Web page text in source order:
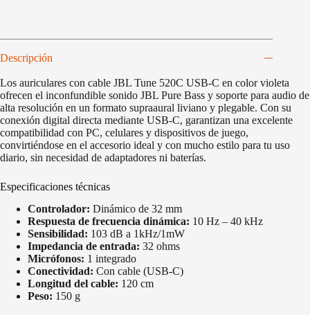
Descripción
Los auriculares con cable JBL Tune 520C USB-C en color violeta
ofrecen el inconfundible sonido JBL Pure Bass y soporte para audio de
alta resolución en un formato supraaural liviano y plegable. Con su
conexión digital directa mediante USB-C, garantizan una excelente
compatibilidad con PC, celulares y dispositivos de juego,
convirtiéndose en el accesorio ideal y con mucho estilo para tu uso
diario, sin necesidad de adaptadores ni baterías.
Especificaciones técnicas
Controlador: Dinámico de 32 mm
Respuesta de frecuencia dinámica: 10 Hz – 40 kHz
Sensibilidad: 103 dB a 1kHz/1mW
Impedancia de entrada: 32 ohms
Micrófonos: 1 integrado
Conectividad: Con cable (USB-C)
Longitud del cable: 120 cm
Peso: 150 g